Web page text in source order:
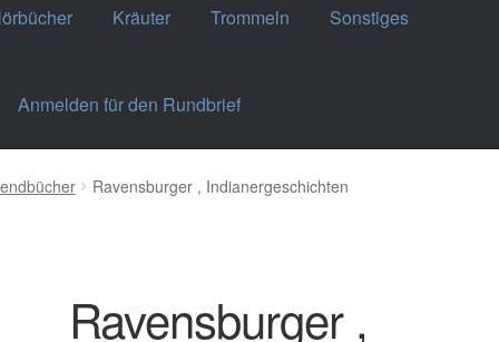
Kräuter Trommeln Sonstiges
Anmelden für den Rundbrief
Ravensburger , Indianergeschichten
Ravensburger ,